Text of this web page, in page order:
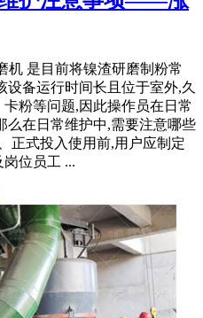
机 是目前将镍渣研磨制粉常
设备运行时间长且位于室外,久
粉等问题,因此操作员在日常
么在日常维护中,需要注意哪些
正式投入使用前,用户应制定
位员工 ...